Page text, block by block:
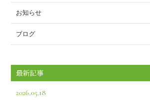
お知らせ
ブログ
最新記事
2026.05.18